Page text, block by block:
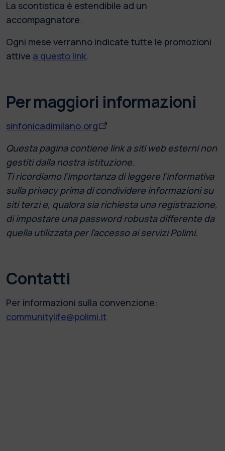
La scontistica è estendibile ad un
accompagnatore.
Ogni mese verranno indicate tutte le promozioni
attive a questo link.
Per maggiori informazioni
sinfonicadimilano.org
Questa pagina contiene link a siti web esterni non
gestiti dalla nostra istituzione.
Ti ricordiamo l'importanza di leggere l'informativa
sulla privacy prima di condividere informazioni su
siti terzi e, qualora sia richiesta una registrazione,
di impostare una password robusta differente da
quella utilizzata per l'accesso ai servizi Polimi.
Contatti
Per informazioni sulla convenzione:
communitylife@polimi.it